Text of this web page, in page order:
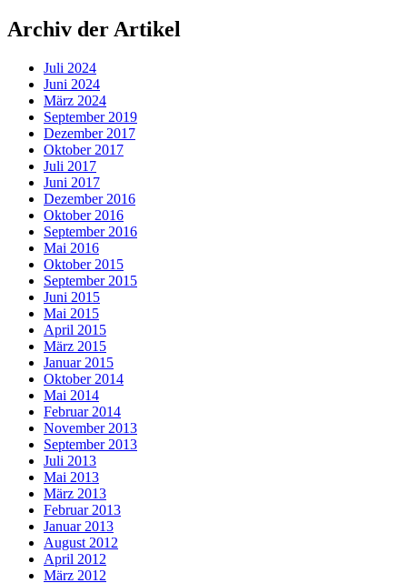
Archiv der Artikel
Juli 2024
Juni 2024
März 2024
September 2019
Dezember 2017
Oktober 2017
Juli 2017
Juni 2017
Dezember 2016
Oktober 2016
September 2016
Mai 2016
Oktober 2015
September 2015
Juni 2015
Mai 2015
April 2015
März 2015
Januar 2015
Oktober 2014
Mai 2014
Februar 2014
November 2013
September 2013
Juli 2013
Mai 2013
März 2013
Februar 2013
Januar 2013
August 2012
April 2012
März 2012